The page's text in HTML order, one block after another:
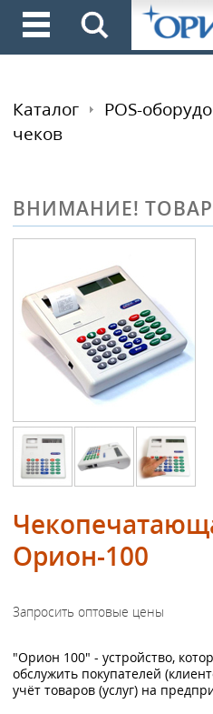
Каталог POS-
чеков
ВНИМАНИЕ!
Орион-100
"Орион 100" - устройство,
обслужить покупателей
учёт товаров (услуг) на